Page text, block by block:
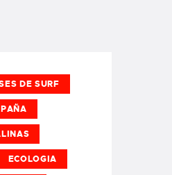
DE SURF
ECOLOGIA